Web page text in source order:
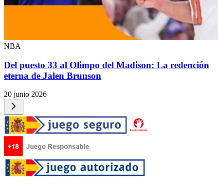
NBA
Del puesto 33 al Olimpo del Madison: La redención
eterna de Jalen Brunson
20 junio 2026